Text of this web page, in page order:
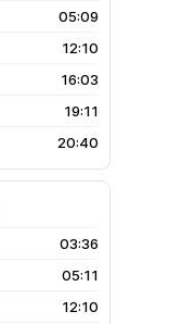
05:09
12:10
16:03
19:11
20:40
03:36
05:11
12:10